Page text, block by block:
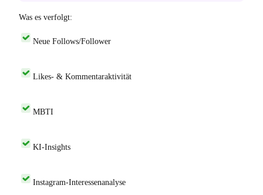
Was es verfolgt:
Neue Follows/Follower
Likes- & Kommentaraktivität
MBTI
KI-Insights
Instagram-Interessenanalyse